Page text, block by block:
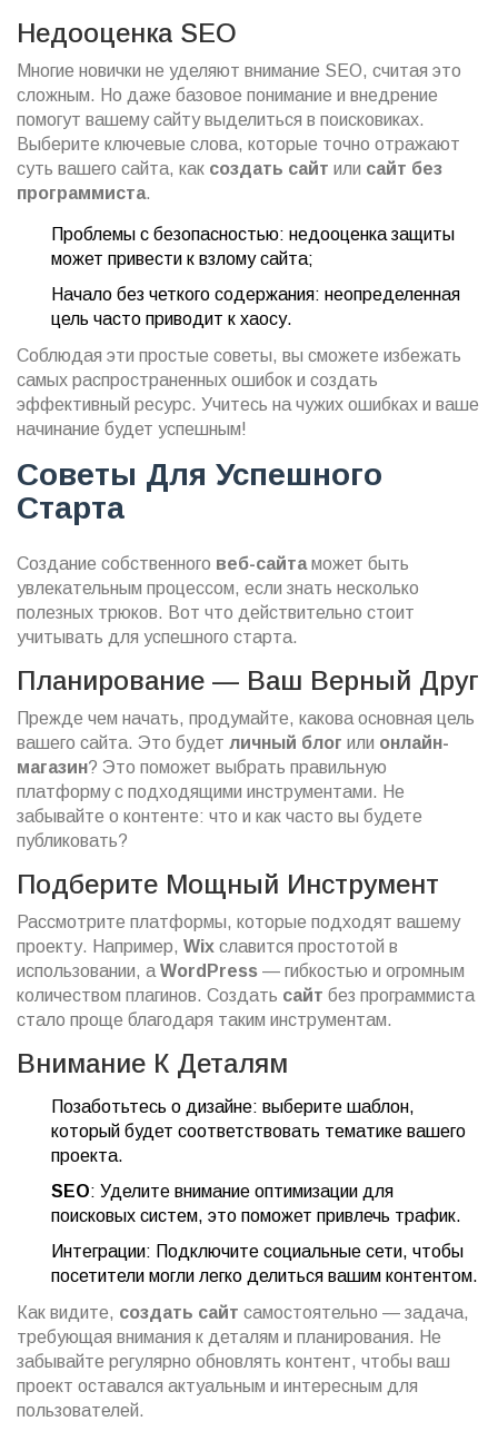
Недооценка SEO
Многие новички не уделяют внимание SEO, считая это
сложным. Но даже базовое понимание и внедрение
помогут вашему сайту выделиться в поисковиках.
Выберите ключевые слова, которые точно отражают
суть вашего сайта, как создать сайт или сайт без
программиста.
Проблемы с безопасностью: недооценка защиты
может привести к взлому сайта;
Начало без четкого содержания: неопределенная
цель часто приводит к хаосу.
Соблюдая эти простые советы, вы сможете избежать
самых распространенных ошибок и создать
эффективный ресурс. Учитесь на чужих ошибках и ваше
начинание будет успешным!
Советы Для Успешного
Старта
Создание собственного веб-сайтаможет быть
увлекательным процессом, если знать несколько
полезных трюков. Вот что действительно стоит
учитывать для успешного старта.
Планирование — Ваш Верный Друг
Прежде чем начать, продумайте, какова основная цель
вашего сайта. Это будет личный блог или онлайн-
магазин? Это поможет выбрать правильную
платформу с подходящими инструментами. Не
забывайте о контенте: что и как часто вы будете
публиковать?
Подберите Мощный Инструмент
Рассмотрите платформы, которые подходят вашему
проекту. Например, Wix славится простотой в
использовании, а WordPress — гибкостью и огромным
количеством плагинов. Создать сайт без программиста
стало проще благодаря таким инструментам.
Внимание К Деталям
Позаботьтесь о дизайне: выберите шаблон,
который будет соответствовать тематике вашего
проекта.
SEO: Уделите внимание оптимизации для
поисковых систем, это поможет привлечь трафик.
Интеграции: Подключите социальные сети, чтобы
посетители могли легко делиться вашим контентом.
Как видите, создать сайт самостоятельно — задача,
требующая внимания к деталям и планирования. Не
забывайте регулярно обновлять контент, чтобы ваш
проект оставался актуальным и интересным для
пользователей.